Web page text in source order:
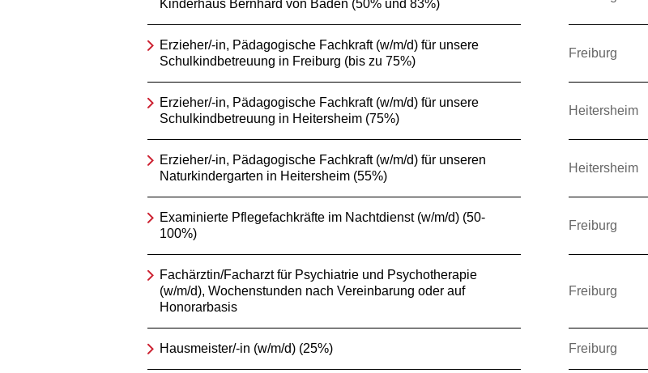
Kinderhaus Bernhard von Baden (50% und 83%)
Erzieher/-in, Pädagogische Fachkraft (w/m/d) für unsere
Schulkindbetreuung in Freiburg (bis zu 75%)
Freiburg
Erzieher/-in, Pädagogische Fachkraft (w/m/d) für unsere
Schulkindbetreuung in Heitersheim (75%)
Heitersheim
Erzieher/-in, Pädagogische Fachkraft (w/m/d) für unseren
Naturkindergarten in Heitersheim (55%)
Heitersheim
Examinierte Pflegefachkräfte im Nachtdienst (w/m/d) (50-
100%)
Freiburg
Fachärztin/Facharzt für Psychiatrie und Psychotherapie
(w/m/d), Wochenstunden nach Vereinbarung oder auf
Honorarbasis
Freiburg
Hausmeister/-in (w/m/d) (25%) Freiburg